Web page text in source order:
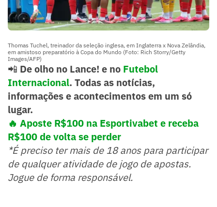
Thomas Tuchel, treinador da seleção inglesa, em Inglaterra x Nova Zelândia,
em amistoso preparatório à Copa do Mundo (Foto: Rich Storry/Getty
Images/AFP)
📲 De olho no Lance! e no Futebol
Internacional. Todas as notícias,
informações e acontecimentos em um só
lugar.
🔥 Aposte R$100 na Esportivabet e receba
R$100 de volta se perder
*É preciso ter mais de 18 anos para participar
de qualquer atividade de jogo de apostas.
Jogue de forma responsável.